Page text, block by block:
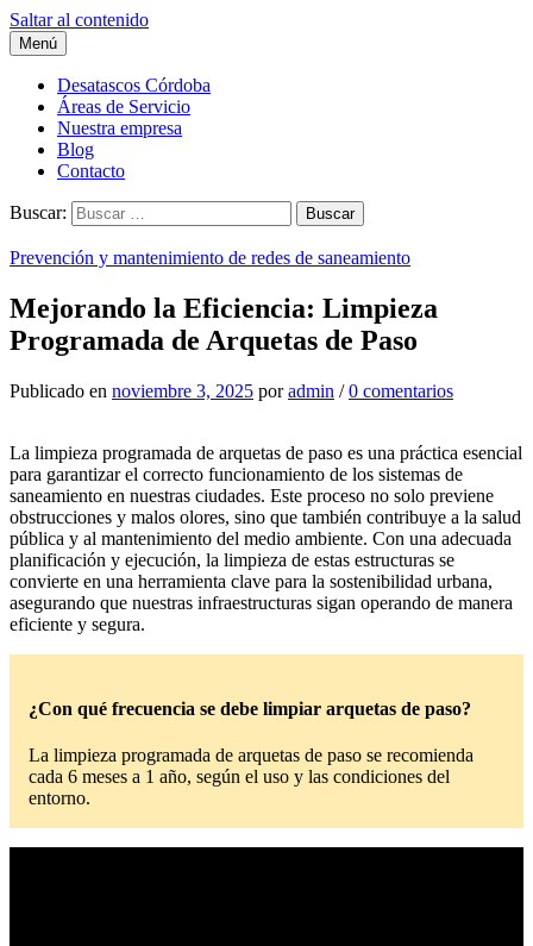
Saltar al contenido
Menú
Desatascos Córdoba
Áreas de Servicio
Nuestra empresa
Blog
Contacto
Buscar:
Prevención y mantenimiento de redes de saneamiento
Mejorando la Eficiencia: Limpieza
Programada de Arquetas de Paso
Publicado en noviembre 3, 2025 poradmin /0 comentarios
La limpieza programada de arquetas de paso es una práctica esencial
para garantizar el correcto funcionamiento de los sistemas de
saneamiento en nuestras ciudades. Este proceso no solo previene
obstrucciones y malos olores, sino que también contribuye a la salud
pública y al mantenimiento del medio ambiente. Con una adecuada
planificación y ejecución, la limpieza de estas estructuras se
convierte en una herramienta clave para la sostenibilidad urbana,
asegurando que nuestras infraestructuras sigan operando de manera
eficiente y segura.
¿Con qué frecuencia se debe limpiar arquetas de paso?
La limpieza programada de arquetas de paso se recomienda
cada 6 meses a 1 año, según el uso y las condiciones del
entorno.